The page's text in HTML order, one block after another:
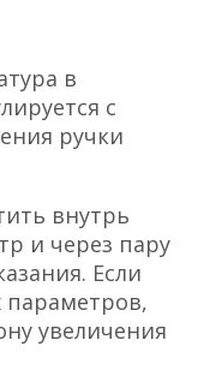
в
с
ручки
внутрь
и через пару
Если
увеличения